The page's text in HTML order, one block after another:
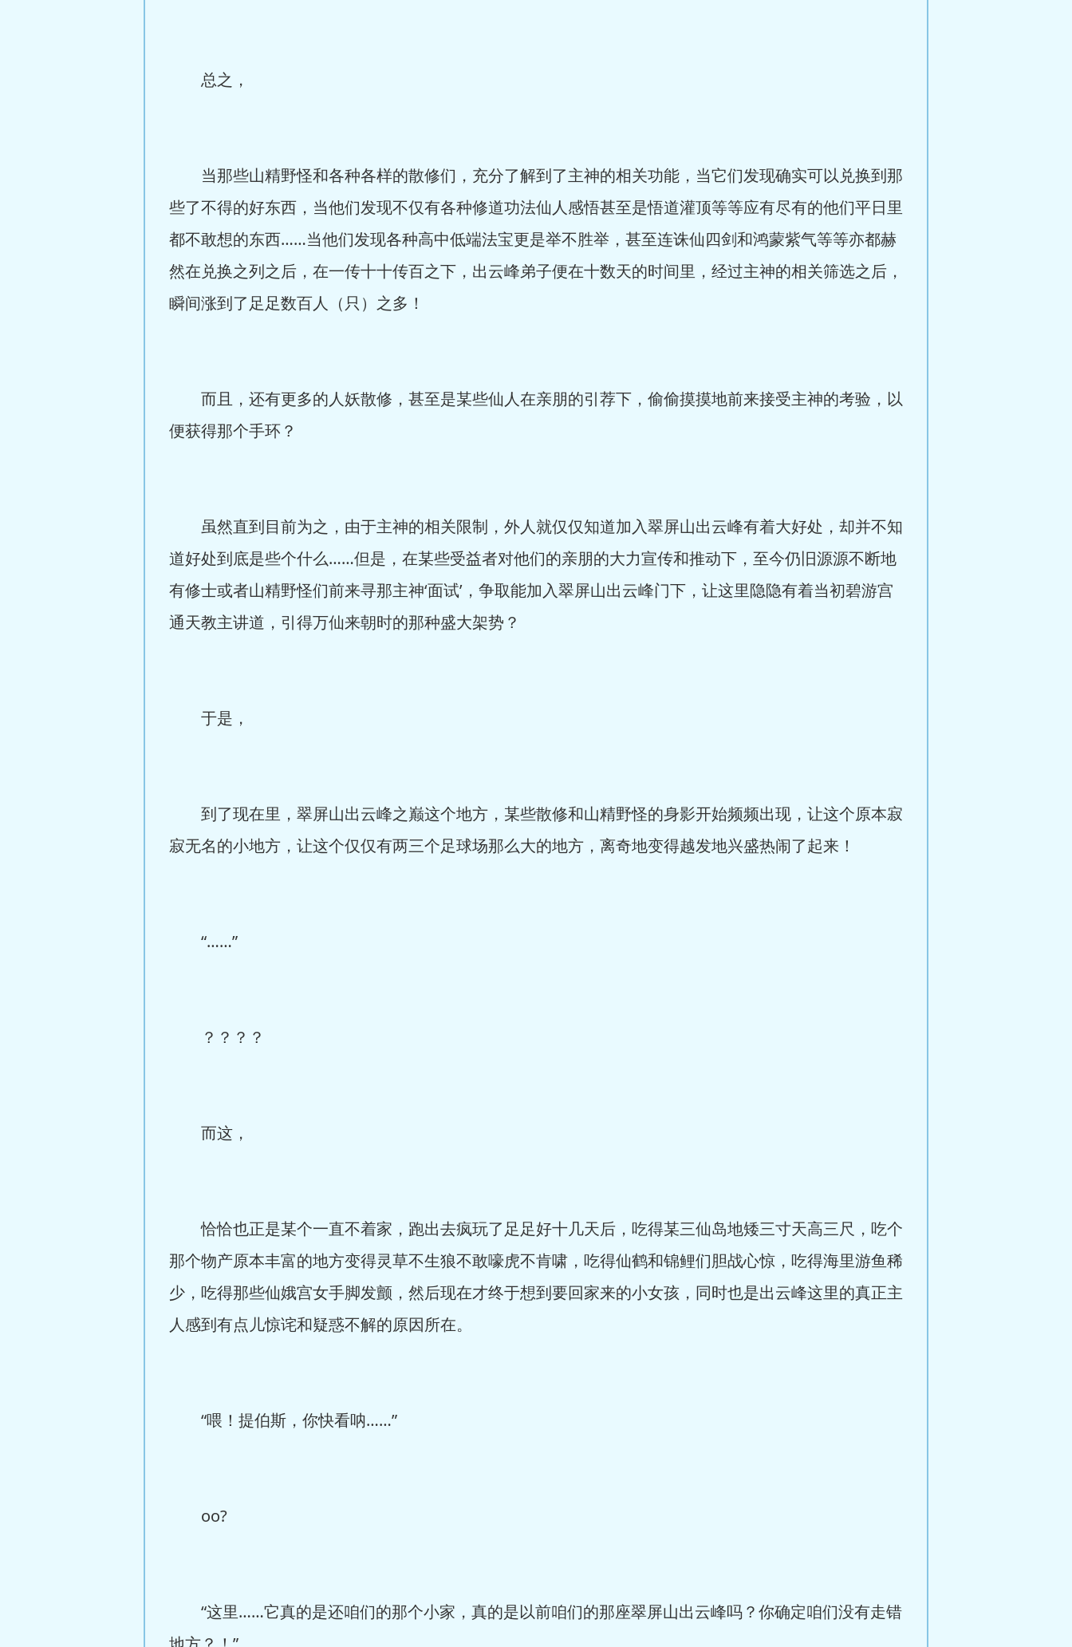
总之，
当那些山精野怪和各种各样的散修们，充分了解到了主神的相关功能，当它们发现确实可以兑换到那
些了不得的好东西，当他们发现不仅有各种修道功法仙人感悟甚至是悟道灌顶等等应有尽有的他们平日里
都不敢想的东西……当他们发现各种高中低端法宝更是举不胜举，甚至连诛仙四剑和鸿蒙紫气等等亦都赫
然在兑换之列之后，在一传十十传百之下，出云峰弟子便在十数天的时间里，经过主神的相关筛选之后，
瞬间涨到了足足数百人（只）之多！
而且，还有更多的人妖散修，甚至是某些仙人在亲朋的引荐下，偷偷摸摸地前来接受主神的考验，以
便获得那个手环？
虽然直到目前为之，由于主神的相关限制，外人就仅仅知道加入翠屏山出云峰有着大好处，却并不知
道好处到底是些个什么……但是，在某些受益者对他们的亲朋的大力宣传和推动下，至今仍旧源源不断地
有修士或者山精野怪们前来寻那主神‘面试’，争取能加入翠屏山出云峰门下，让这里隐隐有着当初碧游宫
通天教主讲道，引得万仙来朝时的那种盛大架势？
于是，
到了现在里，翠屏山出云峰之巅这个地方，某些散修和山精野怪的身影开始频频出现，让这个原本寂
寂无名的小地方，让这个仅仅有两三个足球场那么大的地方，离奇地变得越发地兴盛热闹了起来！
“……”
？？？？
而这，
恰恰也正是某个一直不着家，跑出去疯玩了足足好十几天后，吃得某三仙岛地矮三寸天高三尺，吃个
那个物产原本丰富的地方变得灵草不生狼不敢嚎虎不肯啸，吃得仙鹤和锦鲤们胆战心惊，吃得海里游鱼稀
少，吃得那些仙娥宫女手脚发颤，然后现在才终于想到要回家来的小女孩，同时也是出云峰这里的真正主
人感到有点儿惊诧和疑惑不解的原因所在。
“喂！提伯斯，你快看呐……”
oo?
“这里……它真的是还咱们的那个小家，真的是以前咱们的那座翠屏山出云峰吗？你确定咱们没有走错